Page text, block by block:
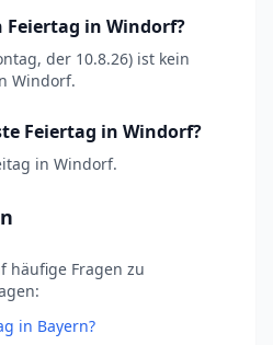
in Windorf?
der 10.8.26) ist kein
Windorf.
Feiertag in Windorf?
in Windorf.
häufige Fragen zu
in Bayern?